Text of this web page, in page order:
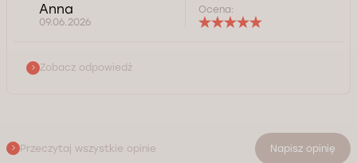
Anna
09.06.2026
Ocena:
Zobacz odpowiedź
Przeczytaj wszystkie opinie Napisz opinię